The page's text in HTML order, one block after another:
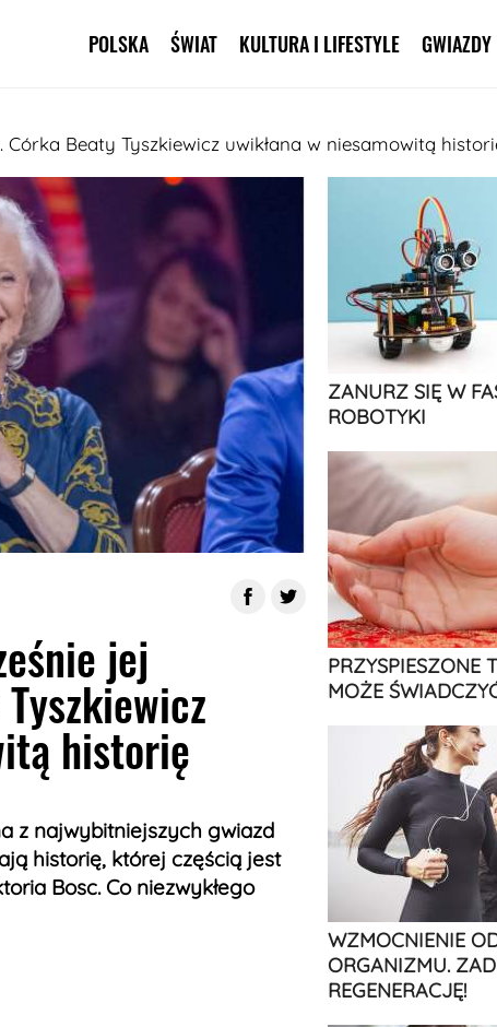
Pomiń nawigację
POLSKA ŚWIAT KULTURA I LIFESTYLE GWIAZDY
Beaty Tyszkiewicz uwikłana w niesamowitą
jej
historię
z najwybitniejszych gwiazd
historię, której częścią jest
Bosc. Co niezwykłego
ZANURZ SIĘ W
ROBOTYKI
PRZYSPIESZONE
MOŻE
WZMOCNIENIE
ORGANIZMU.
REGENERACJĘ!